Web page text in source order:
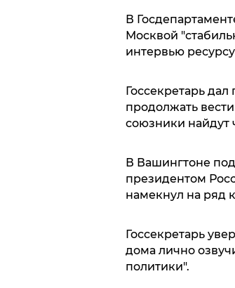
В
Москвой
интервью ресурсу
Госсекретарь
продолжать
союзники найдут
В Вашингтоне
президентом
намекнул на ряд
Госсекретарь
дома лично
политики".